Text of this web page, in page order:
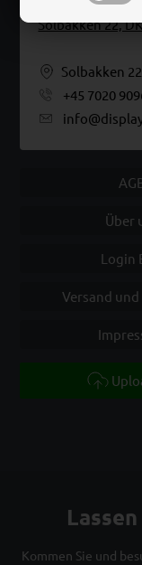
Lageradresse:
Solbakken 22,
Solbakken
+45 7020
Über
Login
Versand
Kommen Sie und